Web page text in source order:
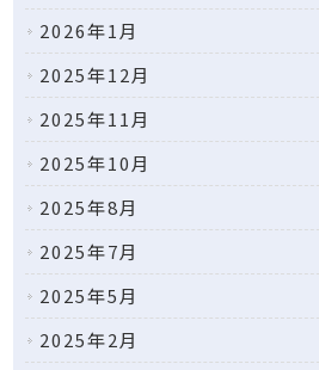
2026年1月
2025年12月
2025年11月
2025年10月
2025年8月
2025年7月
2025年5月
2025年2月